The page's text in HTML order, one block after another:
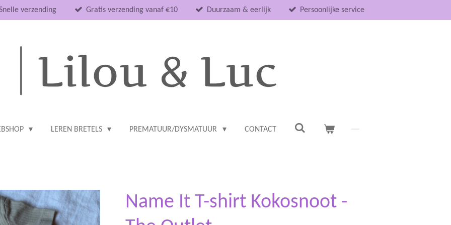
verzending Gratis verzending vanaf €10 Duurzaam & eerlijk Persoonlijke service
LEREN BRETELS PREMATUUR/DYSMATUUR CONTACT
Name It T-shirt Kokosnoot -